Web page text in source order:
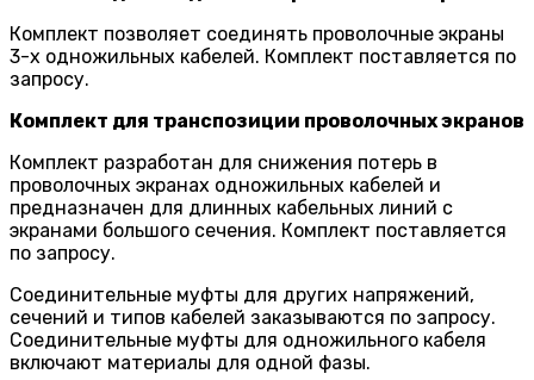
Комплект позволяет соединять проволочные экраны
3-х одножильных кабелей. Комплект поставляется по
запросу.
Комплект для транспозиции проволочных экранов
Комплект разработан для снижения потерь в
проволочных экранах одножильных кабелей и
предназначен для длинных кабельных линий с
экранами большого сечения. Комплект поставляется
по запросу.
Соединительные муфты для других напряжений,
сечений и типов кабелей заказываются по запросу.
Соединительные муфты для одножильного кабеля
включают материалы для одной фазы.